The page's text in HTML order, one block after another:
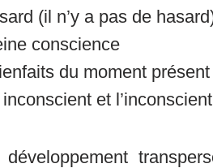
(il n’y a pas de
conscience
du moment présent
et